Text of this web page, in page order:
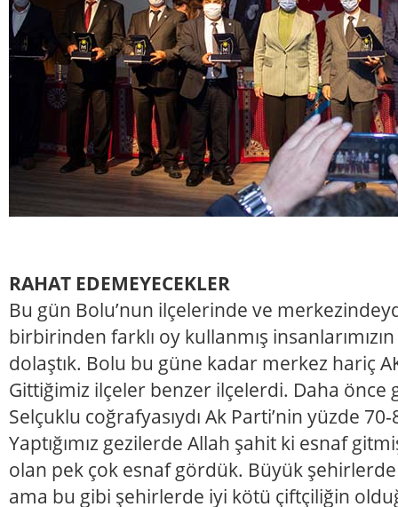
RAHAT EDEMEYECEKLER
Bu gün Bolu’nun ilçelerinde ve
birbirinden farklı oy kullanmış
dolaştık. Bolu bu güne kadar merkez hariç
Gittiğimiz ilçeler benzer ilçelerdi. Daha önce
Selçuklu coğrafyasıydı Ak Parti’nin yüzde
Yaptığımız gezilerde Allah şahit ki esnaf
olan pek çok esnaf gördük. Büyük
ama bu gibi şehirlerde iyi kötü çiftçiliğin